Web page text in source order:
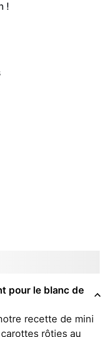
!
pour le blanc de
recette de mini
rôties au